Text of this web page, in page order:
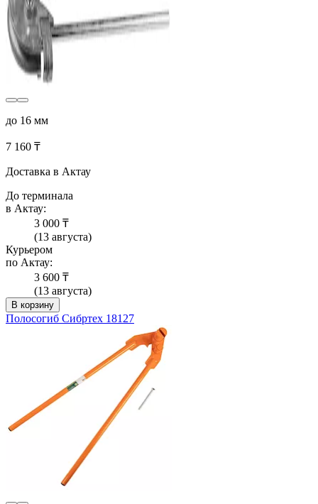
до 16 мм
7 160 ₸
Доставка в Актау
До терминала
в Актау:
3 000 ₸
(13 августа)
Курьером
по Актау:
3 600 ₸
(13 августа)
В корзину
Полосогиб Сибртех 18127